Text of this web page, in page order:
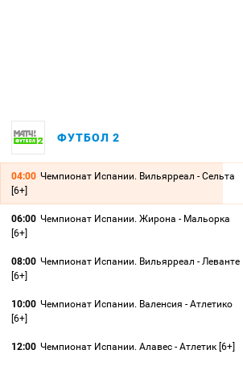
ФУТБОЛ 2
04:00 Чемпионат Испании. Вильярреал - Сельта
[6+]
06:00 Чемпионат Испании. Жирона - Мальорка
[6+]
08:00 Чемпионат Испании. Вильярреал - Леванте
[6+]
10:00 Чемпионат Испании. Валенсия - Атлетико
[6+]
12:00 Чемпионат Испании. Алавес - Атлетик [6+]